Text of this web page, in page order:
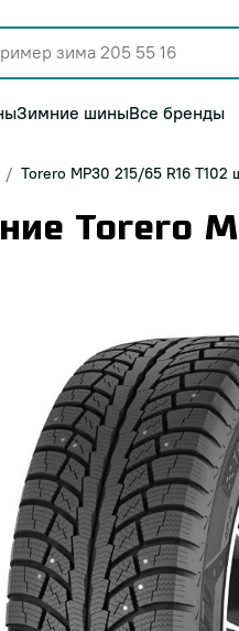
Зимние шиныВсе бренды
Torero MP30 215/65 R16 T102
Torero